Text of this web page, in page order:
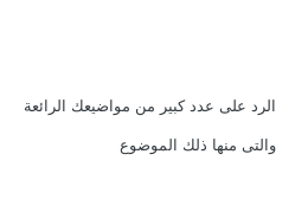
الرد على عدد كبير من مواضيعك الرائعة
والتى منها ذلك الموضوع